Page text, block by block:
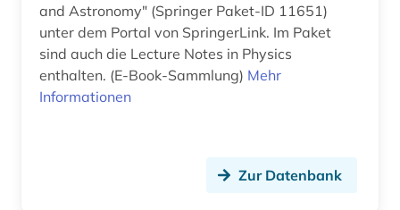
sozialwissenschaften (4)
soziologie (2)
and Astronomy" (Springer Paket-ID 11651)
unter dem Portal von SpringerLink. Im Paket
sind auch die Lecture Notes in Physics
enthalten. (E-Book-Sammlung) Mehr
Informationen
Zur Datenbank